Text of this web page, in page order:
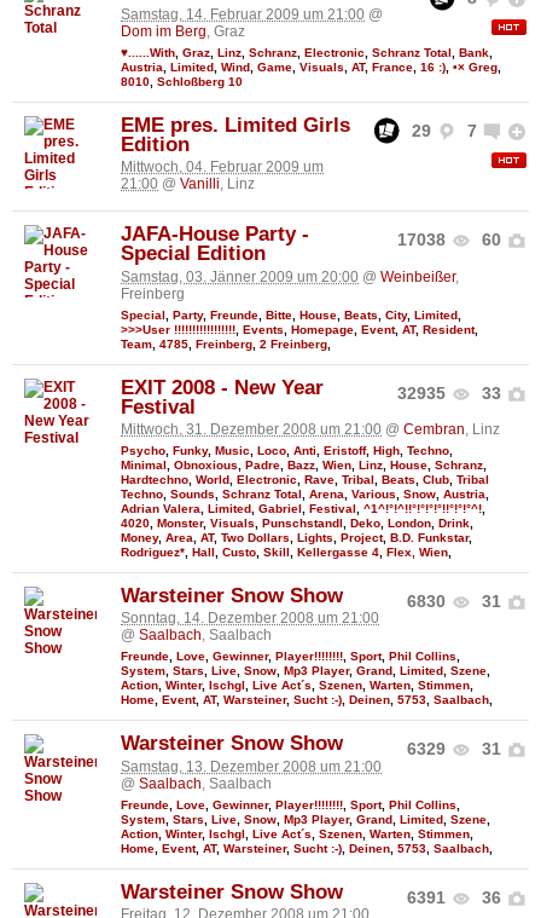
Samstag, 14. Februar 2009 um 21:00 @
Dom im Berg, Graz
♥......With Graz Linz Schranz Electronic Schranz Total Bank
Austria
Limited Wind Game Visuals AT, France 16 :) •× Greg
8010 Schloßberg 10
29 7
EME pres. Limited Girls
Edition
Mittwoch, 04. Februar 2009 um
21:00 @ Vanilli, Linz
17038 60
JAFA-House Party -
Special Edition
Samstag, 03. Jänner 2009 um 20:00 @ Weinbeißer,
Freinberg
Special Party, Freunde Bitte House Beats City, Limited
>>>User !!!!!!!!!!!!!!!!! Events Homepage Event, AT, Resident,
Team 4785 Freinberg 2 Freinberg
32935 33
EXIT 2008 - New Year
Festival
Mittwoch, 31. Dezember 2008 um 21:00 @ Cembran, Linz
Psycho Funky, Music Loco Anti Eristoff, High Techno
Minimal
Obnoxious Padre Bazz Wien Linz House Schranz
Hardtechno World Electronic Rave Tribal Beats Club Tribal
Techno Sounds Schranz Total Arena Various Snow Austria
Adrian Valera
Limited Gabriel Festival ^1^!°!^!!°!°!°!°!!°!°!°^!
4020 Monster, Visuals Punschstandl Deko London Drink
Money, Area AT, Two Dollars Lights Project, B.D. Funkstar,
Rodriguez* Hall Custo Skill Kellergasse 4 Flex, Wien
6830 31
Warsteiner Snow Show
Sonntag, 14. Dezember 2008 um 21:00
@ Saalbach, Saalbach
Freunde, Love, Gewinner, Player!!!!!!!!, Sport, Phil Collins,
System, Stars, Live, Snow, Mp3 Player, Grand, Limited, Szene,
Action, Winter, Ischgl , Live Act´s, Szenen, Warten, Stimmen,
Home, Event, AT, Warsteiner, Sucht :-), Deinen, 5753, Saalbach,
6329 31
Warsteiner Snow Show
Samstag, 13. Dezember 2008 um 21:00
@ Saalbach , Saalbach
Freunde Love Gewinner, Player!!!!!!!! Sport, Phil Collins
System Stars Live Snow Mp3 Player, Grand Limited Szene
Action Winter, Ischgl Live Act´s Szenen Warten Stimmen
Home Event, AT, Warsteiner, Sucht :-) Deinen 5753 Saalbach
6391 36
Warsteiner Snow Show
Freitag, 12. Dezember 2008 um 21:00